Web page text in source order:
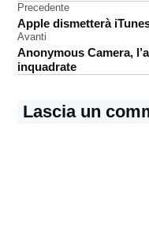
WatchOS
Navigazione
articoli
Precedente
Apple dismetterà
Avanti
Anonymous Camera,
inquadrate
Lascia un